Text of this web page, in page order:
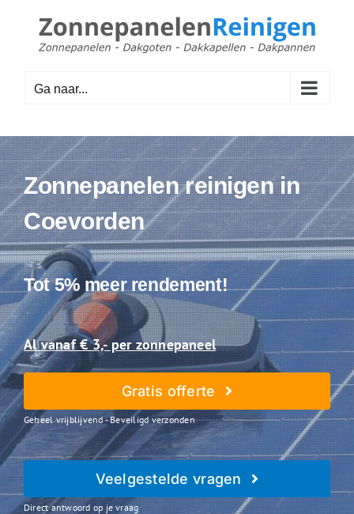
inhoud
Ga naar...
Zonnepanelen reinigen in
Coevorden
Tot 5% meer rendement!
Al vanaf € 3,- per zonnepaneel
Gratis offerte
Geheel vrijblijvend - Beveiligd verzonden
Veelgestelde vragen
Direct antwoord op je vraag